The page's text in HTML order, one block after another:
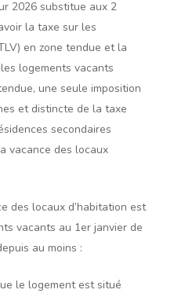
2026 substitue aux 2
la taxe sur les
en zone tendue et la
logements vacants
une seule imposition
et distincte de la taxe
secondaires
vacance des locaux
des locaux d’habitation est
vacants au 1er janvier de
au moins :
le logement est situé